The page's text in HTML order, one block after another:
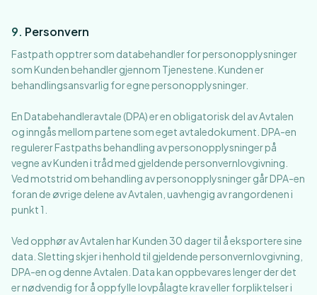
9. Personvern
Fastpath opptrer som databehandler for personopplysninger
som Kunden behandler gjennom Tjenestene. Kunden er
behandlingsansvarlig for egne personopplysninger.
En Databehandleravtale (DPA) er en obligatorisk del av Avtalen
og inngås mellom partene som eget avtaledokument. DPA-en
regulerer Fastpaths behandling av personopplysninger på
vegne av Kunden i tråd med gjeldende personvernlovgivning.
Ved motstrid om behandling av personopplysninger går DPA-en
foran de øvrige delene av Avtalen, uavhengig av rangordenen i
punkt 1.
Ved opphør av Avtalen har Kunden 30 dager til å eksportere sine
data. Sletting skjer i henhold til gjeldende personvernlovgivning,
DPA-en og denne Avtalen. Data kan oppbevares lenger der det
er nødvendig for å oppfylle lovpålagte krav eller forpliktelser i